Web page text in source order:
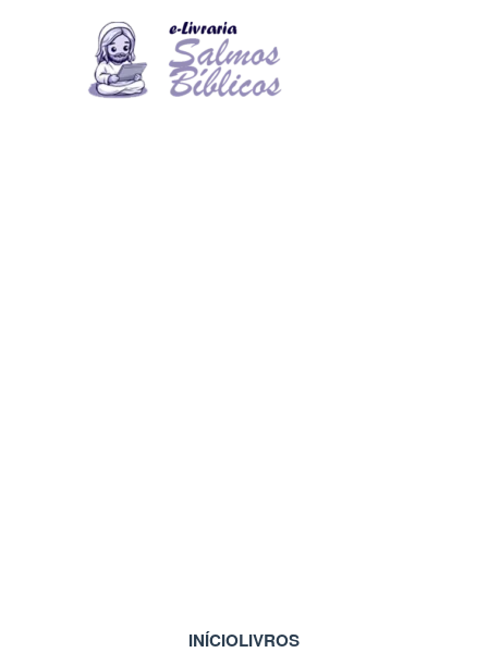
INÍCIOLIVROS